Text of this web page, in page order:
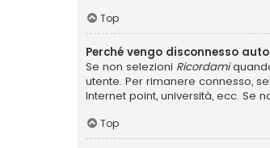
Top
Perché vengo disconnesso
Se non selezioni Ricordami
utente. Per rimanere connesso,
Internet point, università, ecc. Se
Top